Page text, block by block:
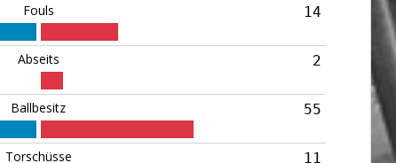
Fouls 14
Abseits 2
Ballbesitz 55
Torschüsse 11